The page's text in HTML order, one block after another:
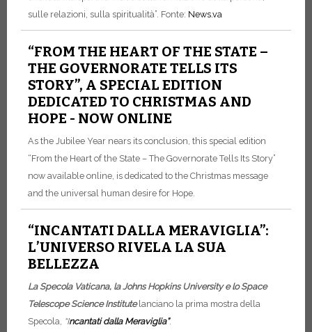
sulle relazioni, sulla spiritualità”. Fonte: News.va
“FROM THE HEART OF THE STATE –
THE GOVERNORATE TELLS ITS
STORY”, A SPECIAL EDITION
DEDICATED TO CHRISTMAS AND
HOPE - NOW ONLINE
As the Jubilee Year nears its conclusion, this special edition
“From the Heart of the State – The Governorate Tells Its Story”
now available online, is dedicated to the Christmas message
and the universal human desire for Hope.
“INCANTATI DALLA MERAVIGLIA”:
L’UNIVERSO RIVELA LA SUA
BELLEZZA
La Specola Vaticana, la Johns Hopkins University e lo Space
Telescope Science Institutelanciano la prima mostra della
Specola, “Incantati dalla Meraviglia”.